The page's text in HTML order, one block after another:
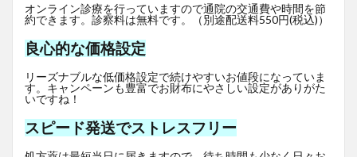
オンライン診療を行っていますので通院の交通費や時間を節
約できます。診察料は無料です。（別途配送料550円(税込)）
良心的な価格設定
リーズナブルな低価格設定で続けやすいお値段になっていま
す。キャンペーンも豊富でお財布にやさしい設定がありがた
いですね！
スピード発送でストレスフリー